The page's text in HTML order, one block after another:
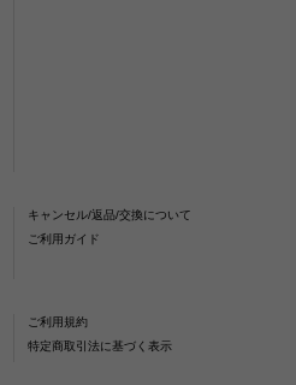
キャンセル/返品/交換について
ご利用ガイド
ご利用規約
特定商取引法に基づく表示